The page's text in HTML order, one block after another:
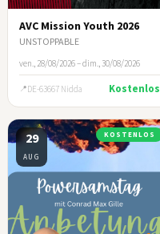
AVC Mission Youth 2026
UNSTOPPABLE
ven., 28/08/2026 – dim., 30/08/2026
DE-63667 Nidda Kostenlos
29
AUG
KOSTENLOS